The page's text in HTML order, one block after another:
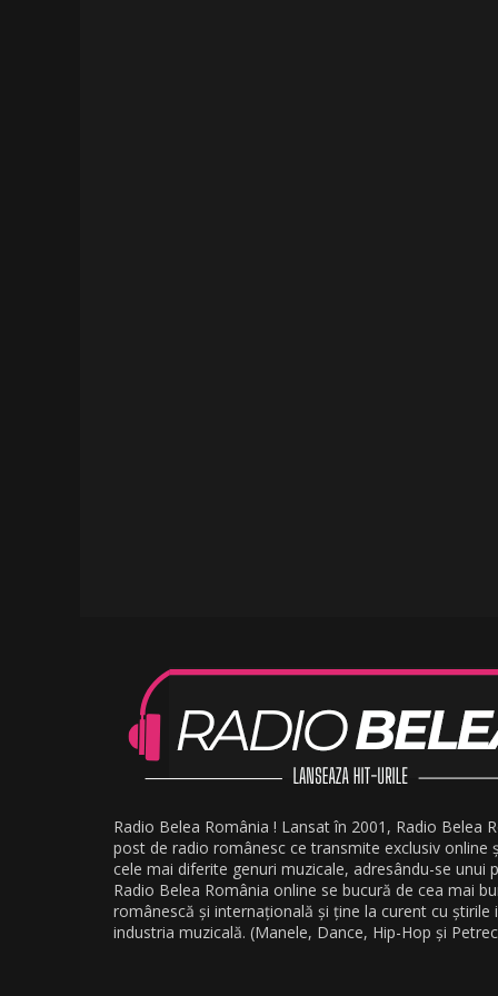
Radio Belea România ! Lansat în 2001, Radio Belea
post de radio românesc ce transmite exclusiv online
cele mai diferite genuri muzicale, adresându-se unui
Radio Belea România online se bucură de cea mai
românescă și internațională și ține la curent cu știrile
industria muzicală. (Manele, Dance, Hip-Hop și